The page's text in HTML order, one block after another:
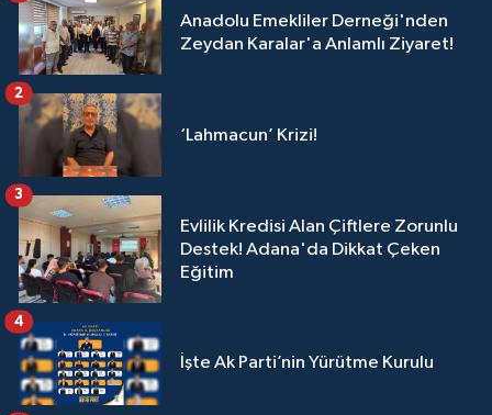
Anadolu Emekliler Derneği'nden
Zeydan Karalar'a Anlamlı Ziyaret!
‘Lahmacun’ Krizi!
2
Evlilik Kredisi Alan Çiftlere Zorunlu
Destek! Adana'da Dikkat Çeken
Eğitim
3
İşte Ak Parti’nin Yürütme Kurulu
4